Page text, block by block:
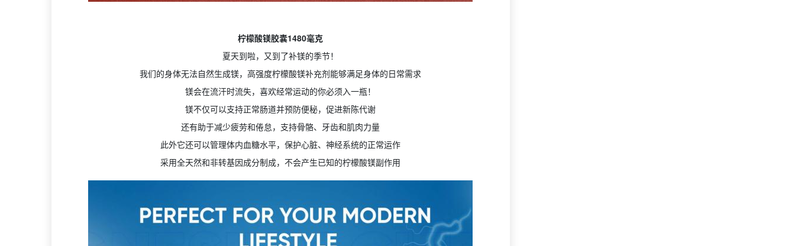
柠檬酸镁胶囊1480毫克
夏天到啦，又到了补镁的季节！
我们的身体无法自然生成镁，高强度柠檬酸镁补充剂能够满足身体的日常需求
镁会在流汗时流失，喜欢经常运动的你必须入一瓶！
镁不仅可以支持正常肠道并预防便秘，促进新陈代谢
还有助于减少疲劳和倦怠，支持骨骼、牙齿和肌肉力量
此外它还可以管理体内血糖水平，保护心脏、神经系统的正常运作
采用全天然和非转基因成分制成，不会产生已知的柠檬酸镁副作用